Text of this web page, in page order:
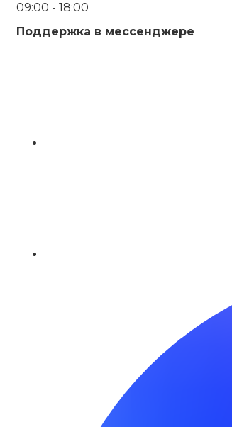
09:00 - 18:00
Поддержка в мессенджере